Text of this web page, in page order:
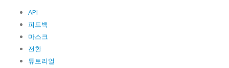
API
피드백
마스크
전환
튜토리얼